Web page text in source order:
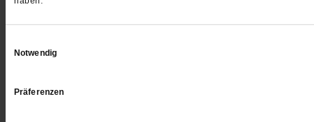
Notwendig
Präferenzen